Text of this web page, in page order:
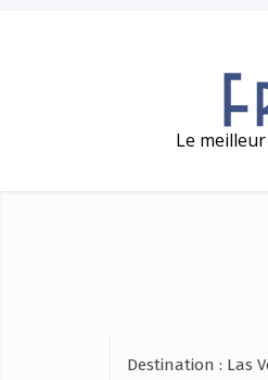
Le
Destination : Las